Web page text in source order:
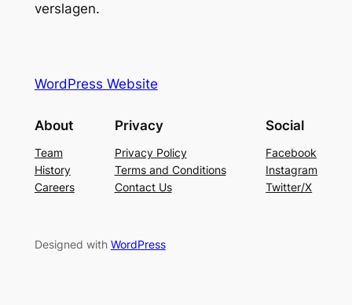
verslagen.
WordPress Website
About
Team
History
Careers
Privacy
Privacy Policy
Terms and Conditions
Contact Us
Social
Facebook
Instagram
Twitter/X
Designed with WordPress